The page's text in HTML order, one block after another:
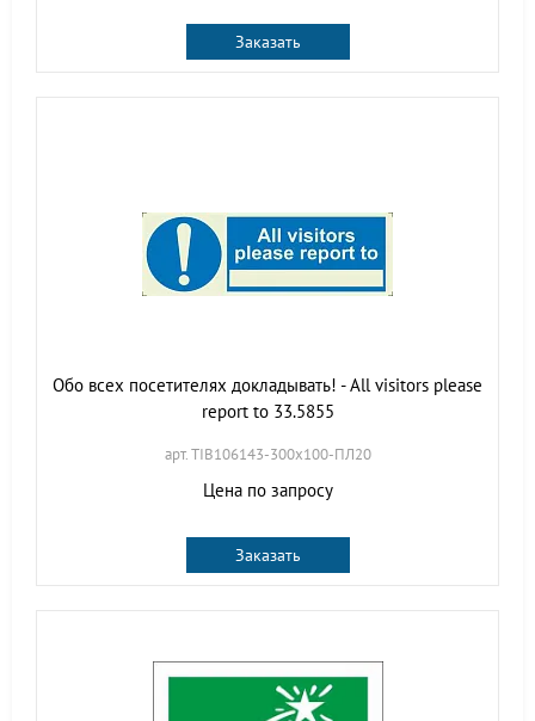
Заказать
Обо всех посетителях докладывать! - All visitors please
report to 33.5855
арт. TIB106143-300х100-ПЛ20
Цена по запросу
Заказать